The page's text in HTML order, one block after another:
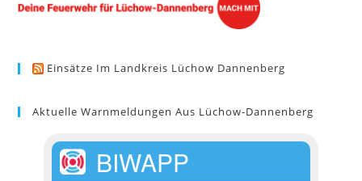
Einsätze Im Landkreis Lüchow Dannenberg
Aktuelle Warnmeldungen Aus Lüchow-Dannenberg
BIWAPP